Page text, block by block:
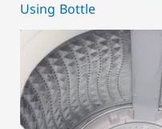
Using Bottle